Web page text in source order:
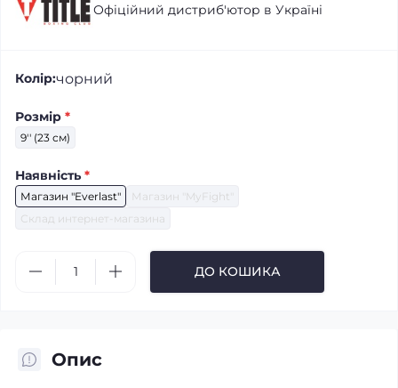
Офіційний дистриб'ютор в Україні
Колір:чорний
Розмір *
9'' (23 см)
Наявність *
Магазин "Everlast"
Магазин "MyFight"
Склад интернет-магазина
ДО КОШИКА
Опис